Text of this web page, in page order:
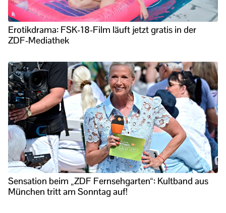
Erotikdrama: FSK-18-Film läuft jetzt gratis in der
ZDF-Mediathek
Sensation beim „ZDF Fernsehgarten“: Kultband aus
München tritt am Sonntag auf!